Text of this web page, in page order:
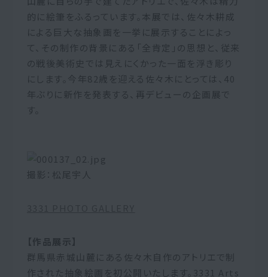
的に絵筆をふるっています。本展では、佐々木耕成
による巨大な抽象画を一挙に展示することによっ
て、その制作の背景にある「全肯定」の思想と、従来
の戦後美術史では見えにくかった一面を浮き彫り
にします。今年82歳を迎える佐々木にとっては、40
年ぶりに新作を発表する、再デビューの企画展で
す。
撮影：松尾宇人
【作品展示】
群馬県赤城山麓にある佐々木自作のアトリエで制
作された抽象絵画を初公開いたします。3331 Arts